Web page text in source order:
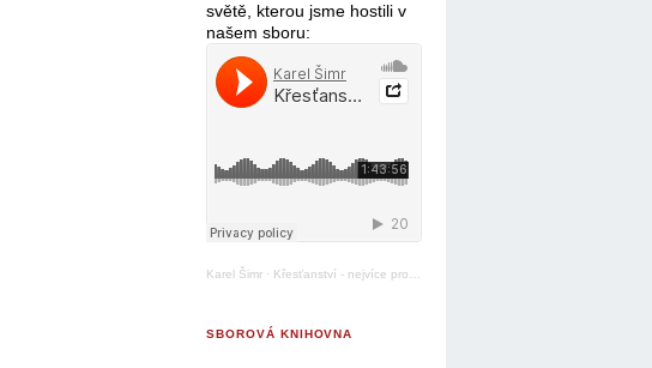
světě, kterou jsme hostili v
našem sboru:
Karel Šimr · Křesťanství - nejvíce pronásledované náboženství
SBOROVÁ KNIHOVNA